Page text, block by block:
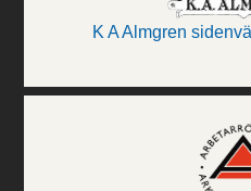
K A Almgren